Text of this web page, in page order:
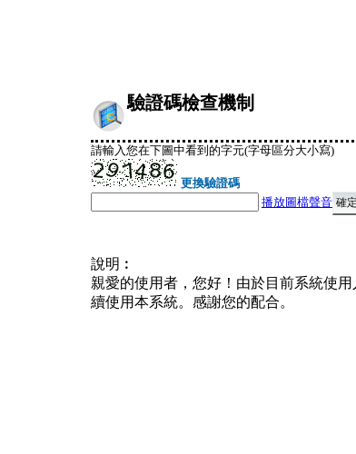
驗證碼檢查機制
請輸入您在下圖中看到的字元(字母區分大小寫)
更換驗證碼
播放圖檔聲音
說明︰
親愛的使用者，您好！由於目前系統使
續使用本系統。感謝您的配合。